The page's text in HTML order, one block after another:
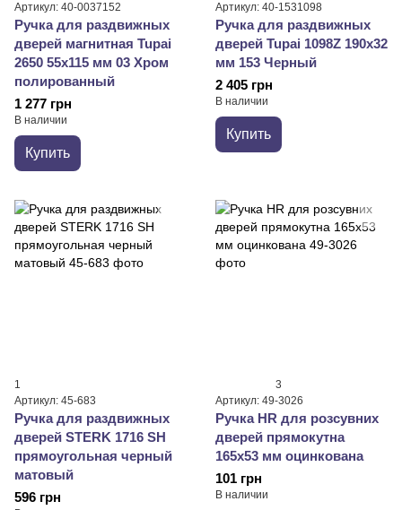
Артикул: 40-0037152
Ручка для раздвижных
дверей магнитная Tupai
2650 55x115 мм 03 Хром
полированный
1 277 грн
В наличии
Купить
Артикул: 40-1531098
Ручка для раздвижных
дверей Tupai 1098Z 190x32
мм 153 Черный
2 405 грн
В наличии
Купить
1
Артикул: 45-683
Ручка для раздвижных
дверей STERK 1716 SH
прямоугольная черный
матовый
596 грн
3
Артикул: 49-3026
Ручка HR для розсувних
дверей прямокутна
165х53 мм оцинкована
101 грн
В наличии